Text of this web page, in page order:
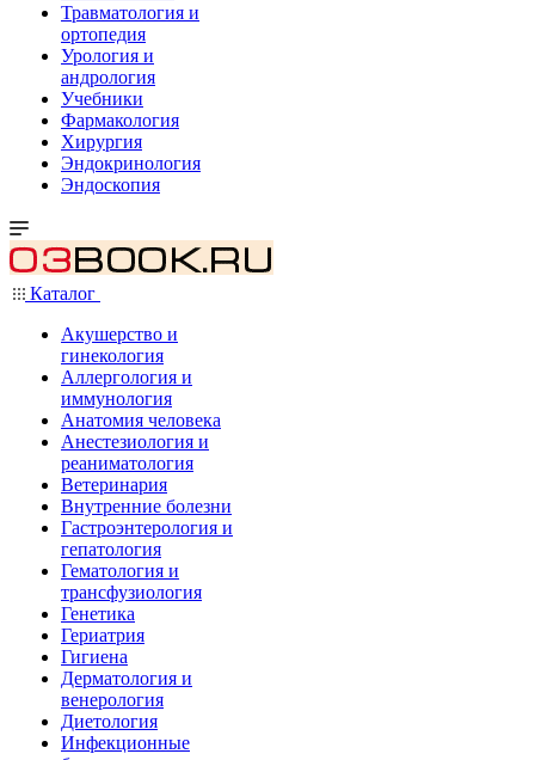
Травматология и
ортопедия
Урология и
андрология
Учебники
Фармакология
Хирургия
Эндокринология
Эндоскопия
Каталог
Акушерство и
гинекология
Аллергология и
иммунология
Анатомия человека
Анестезиология и
реаниматология
Ветеринария
Внутренние болезни
Гастроэнтерология и
гепатология
Гематология и
трансфузиология
Генетика
Гериатрия
Гигиена
Дерматология и
венерология
Диетология
Инфекционные